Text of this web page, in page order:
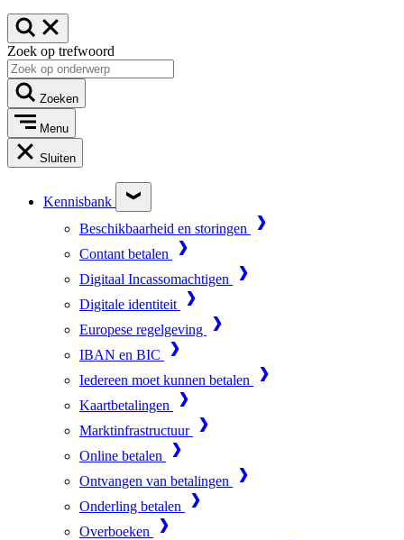
Zoek op trefwoord
Zoeken
Menu
Sluiten
Kennisbank
Beschikbaarheid en storingen
Contant betalen
Digitaal Incassomachtigen
Digitale identiteit
Europese regelgeving
IBAN en BIC
Iedereen moet kunnen betalen
Kaartbetalingen
Marktinfrastructuur
Online betalen
Ontvangen van betalingen
Onderling betalen
Overboeken